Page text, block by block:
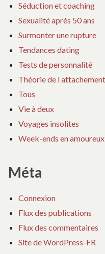
Séduction et coaching
Sexualité après 50 ans
Surmonter une rupture
Tendances dating
Tests de personnalité
Théorie de l attachement
Tous
Vie à deux
Voyages insolites
Week-ends en amoureux
Méta
Connexion
Flux des publications
Flux des commentaires
Site de WordPress-FR